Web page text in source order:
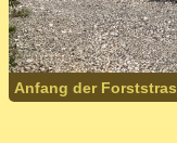
Anfang der